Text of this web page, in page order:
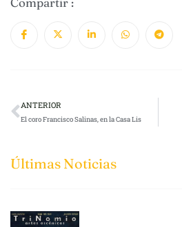
Últimas Noticias
ANTERIOR
El coro Francisco Salinas, en la Casa Lis